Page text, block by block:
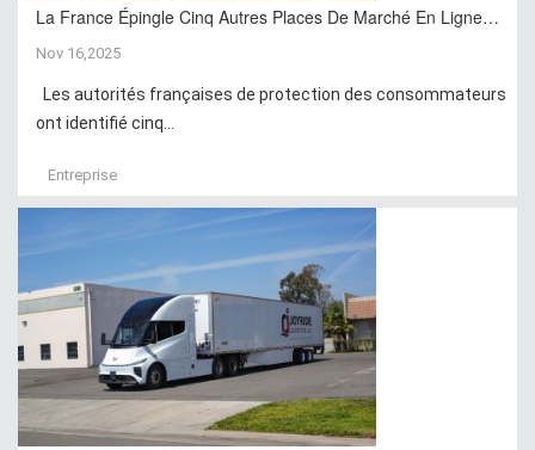
La France Épingle Cinq Autres Places De Marché En Ligne…
Nov 16,2025
Les autorités françaises de protection des consommateurs
ont identifié cinq...
Entreprise